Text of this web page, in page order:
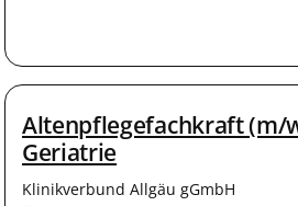
Altenpflegefachkraft (m/
Geriatrie
Klinikverbund Allgäu gGmbH